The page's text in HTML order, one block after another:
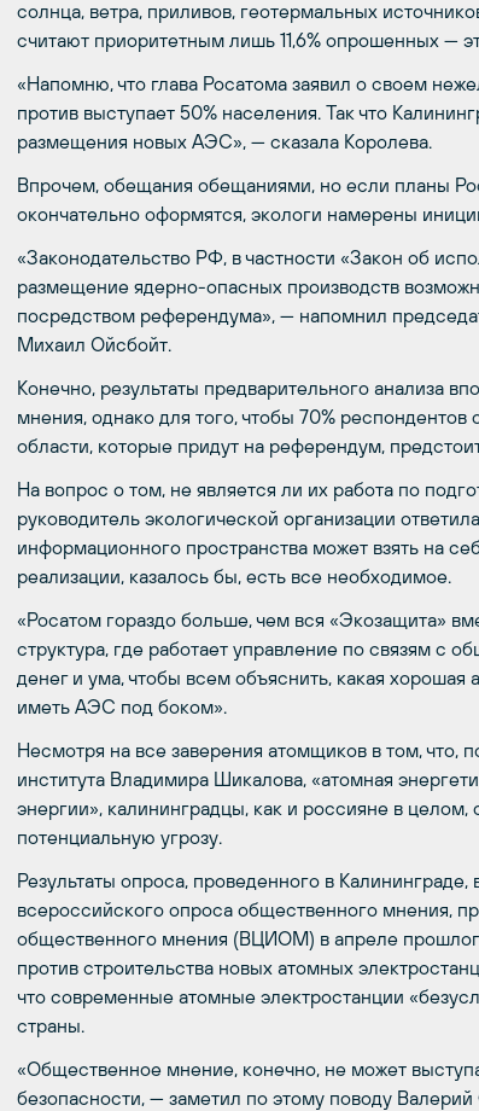
солнца, ветра, приливов, геотермальных
считают приоритетным лишь 11,6% опрошенных —
«Напомню, что глава Росатома заявил о своем
против выступает 50% населения. Так что
размещения новых АЭС», — сказала Королева.
Впрочем, обещания обещаниями, но если планы
окончательно оформятся, экологи намерены
«Законодательство РФ, в частности «Закон об
размещение ядерно-опасных производств
посредством референдума», — напомнил
Михаил Ойсбойт.
Конечно, результаты предварительного анализа
мнения, однако для того, чтобы 70%
области, которые придут на референдум,
На вопрос о том, не является ли их работа по
руководитель экологической организации
информационного пространства может взять на
реализации, казалось бы, есть все необходимое.
«Росатом гораздо больше, чем вся «Экозащита»
структура, где работает управление по связям с
денег и ума, чтобы всем объяснить, какая
иметь АЭС под боком».
Несмотря на все заверения атомщиков в том, что,
института Владимира Шикалова, «атомная
энергии», калининградцы, как и россияне в
потенциальную угрозу.
Результаты опроса, проведенного в
всероссийского опроса общественного мнения,
общественного мнения (ВЦИОМ) в апреле
против строительства новых атомных
что современные атомные электростанции
страны.
«Общественное мнение, конечно, не может
безопасности, — заметил по этому поводу